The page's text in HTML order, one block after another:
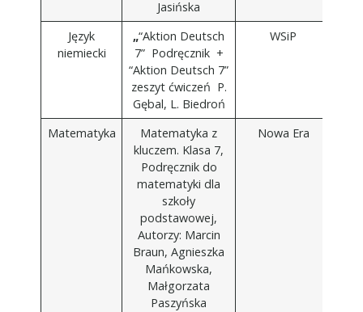
Jasińska
Język
niemiecki
„“Aktion Deutsch
7” Podręcznik +
“Aktion Deutsch 7”
zeszyt ćwiczeń P.
Gębal, L. Biedroń
WSiP
Matematyka
Matematyka z
kluczem. Klasa 7,
Podręcznik do
matematyki dla
szkoły
podstawowej,
Autorzy: Marcin
Braun, Agnieszka
Mańkowska,
Małgorzata
Paszyńska
Nowa Era